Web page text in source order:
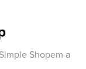
Shopem a